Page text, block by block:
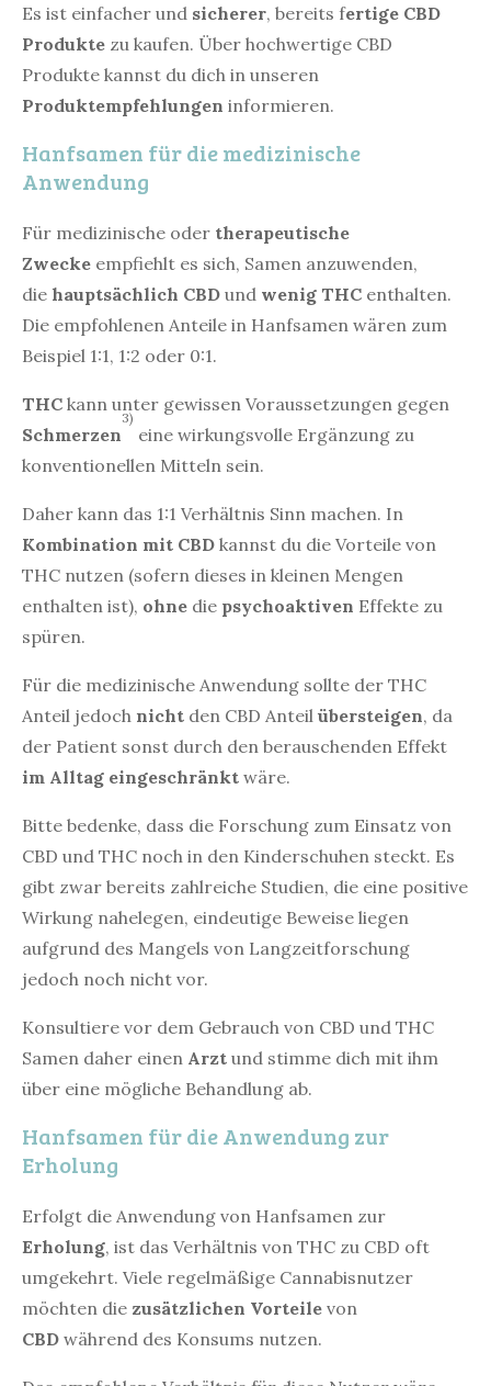
Es ist einfacher und sicherer, bereits fertige CBD
Produkte zu kaufen. Über hochwertige CBD
Produkte kannst du dich in unseren
Produktempfehlungen informieren.
Hanfsamen für die medizinische
Anwendung
Für medizinische oder therapeutische
Zwecke empfiehlt es sich, Samen anzuwenden,
die hauptsächlich CBD und wenig THC enthalten.
Die empfohlenen Anteile in Hanfsamen wären zum
Beispiel 1:1, 1:2 oder 0:1.
THC kann unter gewissen Voraussetzungen gegen
Schmerzen
3)
eine wirkungsvolle Ergänzung zu
konventionellen Mitteln sein.
Daher kann das 1:1 Verhältnis Sinn machen. In
Kombination mit CBD kannst du die Vorteile von
THC nutzen (sofern dieses in kleinen Mengen
enthalten ist), ohne die psychoaktiven Effekte zu
spüren.
Für die medizinische Anwendung sollte der THC
Anteil jedoch nicht den CBD Anteil übersteigen, da
der Patient sonst durch den berauschenden Effekt
im Alltag eingeschränkt wäre.
Bitte bedenke, dass die Forschung zum Einsatz von
CBD und THC noch in den Kinderschuhen steckt. Es
gibt zwar bereits zahlreiche Studien, die eine positive
Wirkung nahelegen, eindeutige Beweise liegen
aufgrund des Mangels von Langzeitforschung
jedoch noch nicht vor.
Konsultiere vor dem Gebrauch von CBD und THC
Samen daher einen Arzt und stimme dich mit ihm
über eine mögliche Behandlung ab.
Hanfsamen für die Anwendung zur
Erholung
Erfolgt die Anwendung von Hanfsamen zur
Erholung, ist das Verhältnis von THC zu CBD oft
umgekehrt. Viele regelmäßige Cannabisnutzer
möchten die zusätzlichen Vorteile von
CBD während des Konsums nutzen.